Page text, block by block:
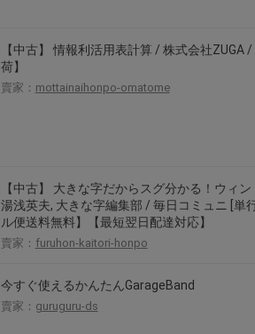
【中古】 情報利活用表計算 / 株式会社ZUGA
荷】
賣家： mottainaihonpo-omatome
【中古】 大きな字だからスグ分かる！ウィ
湯浅英夫, 大きな字編集部 / 毎日コミュニ [単
ル便送料無料】【最短翌日配達対応】
賣家： furuhon-kaitori-honpo
今すぐ使えるかんたんGarageBand
賣家： guruguru-ds